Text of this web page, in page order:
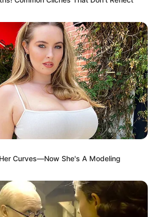
Curves—Now She's A Modeling